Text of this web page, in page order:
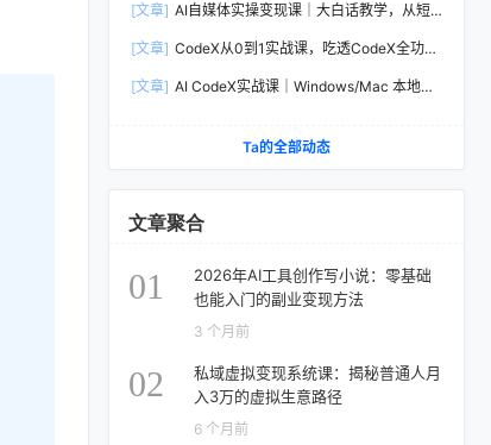
[文章] AI自媒体实操变现课｜大白话教学，从短
作与变现全流程
[文章] CodeX从0到1实战课，吃透CodeX全功
落地
[文章] AI CodeX实战课｜Windows/Mac 本地部
Ta的全部动态
文章聚合
01
2026年AI工具创作写小说：零基础
也能入门的副业变现方法
3 个月前
02
私域虚拟变现系统课：揭秘普通人月
入3万的虚拟生意路径
6 个月前